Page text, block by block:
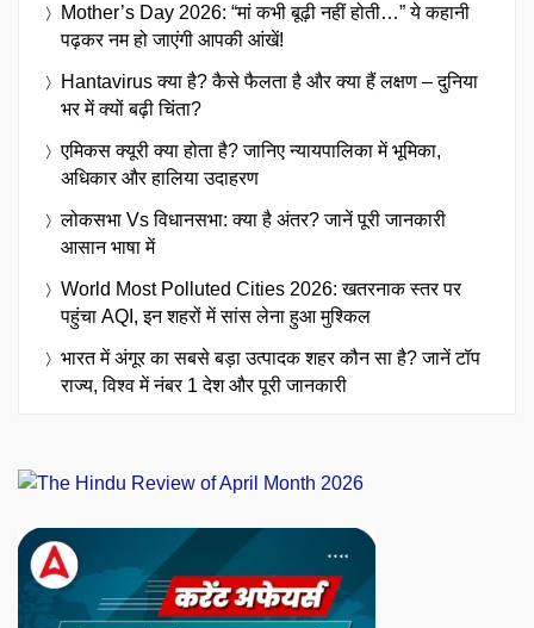
Mother’s Day 2026: “मां कभी बूढ़ी नहीं होती…” ये कहानी
पढ़कर नम हो जाएंगी आपकी आंखें!
Hantavirus क्या है? कैसे फैलता है और क्या हैं लक्षण – दुनिया
भर में क्यों बढ़ी चिंता?
एमिकस क्यूरी क्या होता है? जानिए न्यायपालिका में भूमिका,
अधिकार और हालिया उदाहरण
लोकसभा Vs विधानसभा: क्या है अंतर? जानें पूरी जानकारी
आसान भाषा में
World Most Polluted Cities 2026: खतरनाक स्तर पर
पहुंचा AQI, इन शहरों में सांस लेना हुआ मुश्किल
भारत में अंगूर का सबसे बड़ा उत्पादक शहर कौन सा है? जानें टॉप
राज्य, विश्व में नंबर 1 देश और पूरी जानकारी